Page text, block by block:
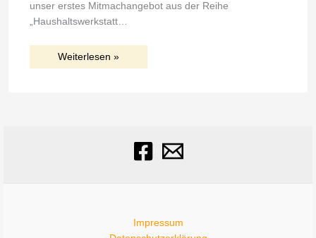
unser erstes Mitmachangebot aus der Reihe
„Haushaltswerkstatt…
Weiterlesen »
Impressum